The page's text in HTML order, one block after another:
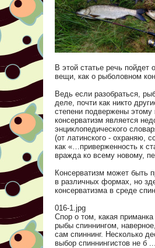
В этой статье речь пойдет
вещи, как о рыболовном
Ведь если разобраться,
деле, почти как никто
степени подвержены этому
консерватизм является
энциклопедического
(от латинского - охраняю,
как «…приверженность к
вражда ко всему новому,
Консерватизм может быть
в различных формах, но
консерватизма в среде
016-1.jpg
Спор о том, какая
рыбы спиннингом,
сам спиннинг. Несколько
выбор спиннингистов не б ...